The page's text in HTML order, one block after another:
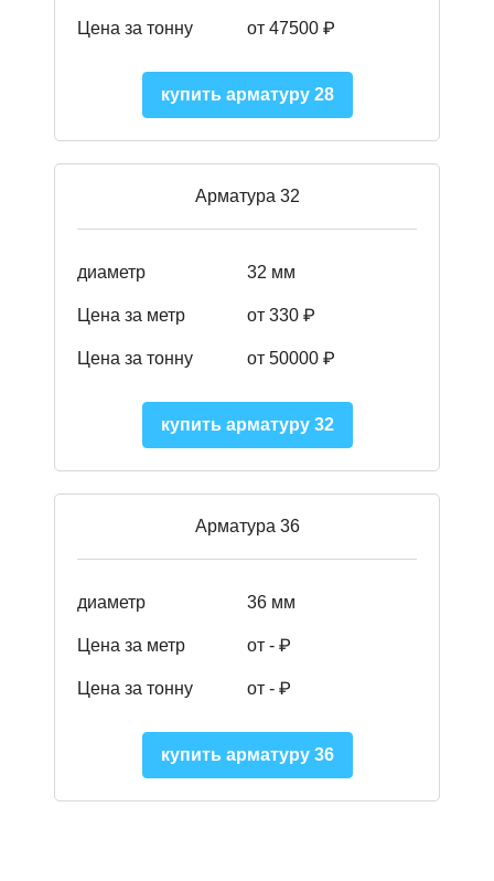
Цена за тонну от 47500 ₽
купить арматуру 28
Арматура 32
диаметр 32 мм
Цена за метр от 330 ₽
Цена за тонну от 50000 ₽
купить арматуру 32
Арматура 36
диаметр 36 мм
Цена за метр от - ₽
Цена за тонну от - ₽
купить арматуру 36